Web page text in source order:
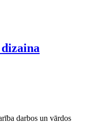
darbos un vārdos